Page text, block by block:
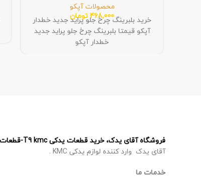
محصولات آپکو
468,000 تومان
خرید بلبرینگ چرخ جلو پراید جدید خطدار
آپکو قیمتا بلبرینگ چرخ جلو پراید جدید
خطدار آپکو
فروشگاه آقای یدک، خرید قطعات یدکی T9 kmc-قطعات یدکی T8 kmc – قطعات یدکی J7 kmc – قطعات یدکی X5 kmc
آقای یدک وارد کننده لوازم یدکی KMC .
خدمات ما